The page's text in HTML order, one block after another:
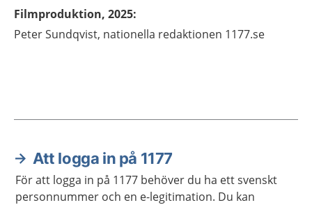
Filmproduktion, 2025:
Peter Sundqvist, nationella redaktionen 1177.se
Aktuella artiklar
Att logga in på 1177
För att logga in på 1177 behöver du ha ett svenskt
personnummer och en e-legitimation. Du kan